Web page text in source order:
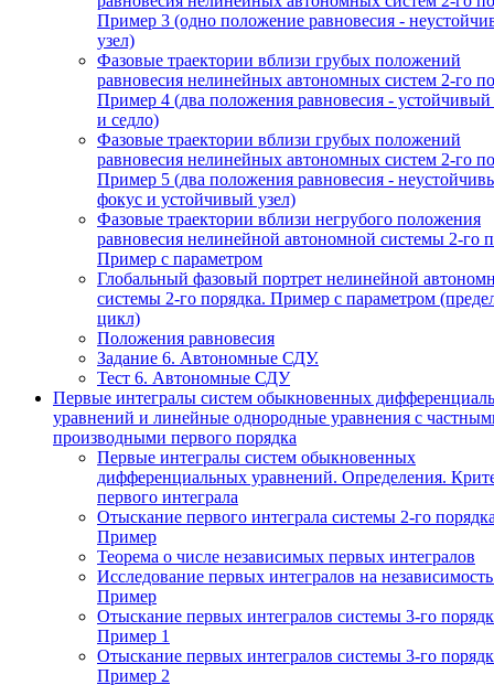
Пример 3 (одно положение равновесия -
узел)
Фазовые траектории вблизи грубых положений
равновесия нелинейных автономных систем 2-го
Пример 4 (два положения равновесия -
и седло)
Фазовые траектории вблизи грубых положений
равновесия нелинейных автономных систем 2-го
Пример 5 (два положения равновесия -
фокус и устойчивый узел)
Фазовые траектории вблизи негрубого положения
равновесия нелинейной автономной системы 2-го
Пример с параметром
Глобальный фазовый портрет нелинейной
системы 2-го порядка. Пример с параметром
цикл)
Положения равновесия
Задание 6. Автономные СДУ.
Тест 6. Автономные СДУ
Первые интегралы систем обыкновенных
уравнений и линейные однородные уравнения с
производными первого порядка
Первые интегралы систем обыкновенных
дифференциальных уравнений. Определения.
первого интеграла
Отыскание первого интеграла системы 2-го
Пример
Теорема о числе независимых первых интегралов
Исследование первых интегралов на
Пример
Отыскание первых интегралов системы 3-го
Пример 1
Отыскание первых интегралов системы 3-го
Пример 2